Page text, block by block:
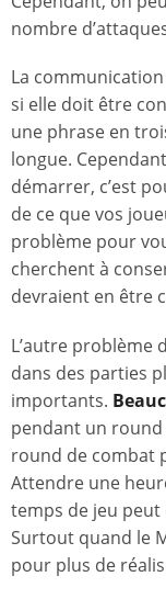
nombre
La
si elle doit être
une phrase en
longue.
démarrer, c’est
de ce que vos
problème pour
cherchent à
devraient en être
L’autre problème
dans des parties
importants.
pendant un
round de combat
Attendre une
temps de jeu
Surtout quand le
pour plus de